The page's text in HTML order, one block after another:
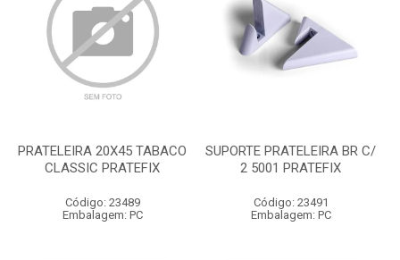
PRATELEIRA 20X45 TABACO
CLASSIC PRATEFIX
Código: 23489
Embalagem: PC
SUPORTE PRATELEIRA BR C/
2 5001 PRATEFIX
Código: 23491
Embalagem: PC